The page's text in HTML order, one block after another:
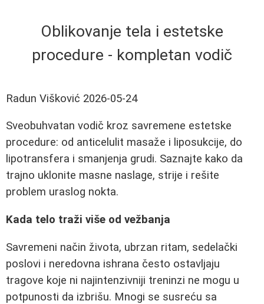
Oblikovanje tela i estetske
procedure - kompletan vodič
Radun Višković 2026-05-24
Sveobuhvatan vodič kroz savremene estetske
procedure: od anticelulit masaže i liposukcije, do
lipotransfera i smanjenja grudi. Saznajte kako da
trajno uklonite masne naslage, strije i rešite
problem uraslog nokta.
Kada telo traži više od vežbanja
Savremeni način života, ubrzan ritam, sedelački
poslovi i neredovna ishrana često ostavljaju
tragove koje ni najintenzivniji treninzi ne mogu u
potpunosti da izbrišu. Mnogi se susreću sa